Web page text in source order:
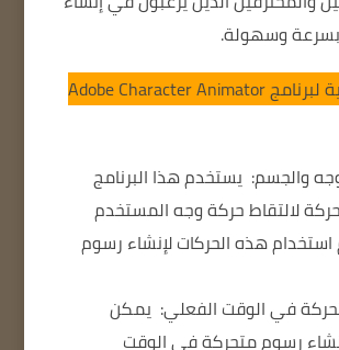
وسهولة.
الملامح الرئيسية لبرنامج Adobe Character Animator
والجسم: يستخدم هذا البرنامج
لالتقاط حركة وجه المستخدم
استخدام هذه الحركات لإنشاء رسوم
في الوقت الفعلي: يمكن
رسوم متحركة في الوقت